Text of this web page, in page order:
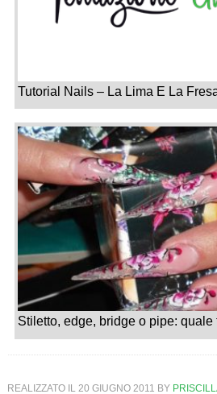
Tutorial Nails – La Lima E La
Stiletto, edge, bridge o pipe: quale
REALIZZATO IL 20 GIUGNO 2011 BY